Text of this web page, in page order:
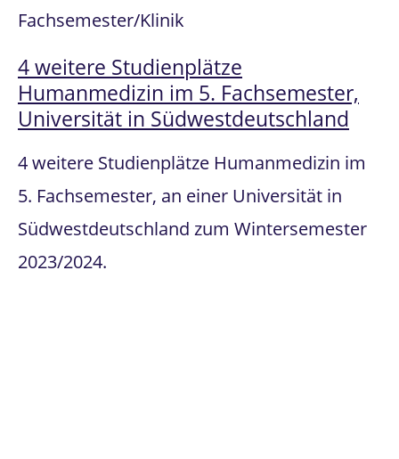
Fachsemester/Klinik
4 weitere Studienplätze
Humanmedizin im 5. Fachsemester,
Universität in Südwestdeutschland
4 weitere Studienplätze Humanmedizin im
5. Fachsemester, an einer Universität in
Südwestdeutschland zum Wintersemester
2023/2024.